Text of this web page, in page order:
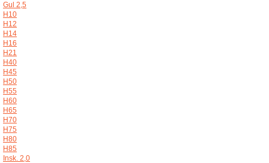
Gul 2,5
H10
H12
H14
H16
H21
H40
H45
H50
H55
H60
H65
H70
H75
H80
H85
Insk. 2,0